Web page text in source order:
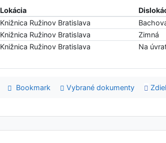
Lokácia
Knižnica Ružinov Bratislava
Knižnica Ružinov Bratislava
Zimná
Knižnica Ružinov Bratislava Na
Bookmark Vybrané dokumenty